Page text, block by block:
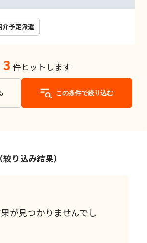
介予定派遣
3 件ヒットします
この条件で絞り込む
り込み結果）
が見つかりませんでし